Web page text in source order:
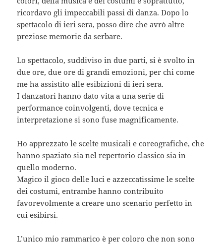
ricordavo gli impeccabili passi di danza. Dopo lo
spettacolo di ieri sera, posso dire che avrò altre
preziose memorie da serbare.
Lo spettacolo, suddiviso in due parti, si è svolto in
due ore, due ore di grandi emozioni, per chi come
me ha assistito alle esibizioni di ieri sera.
I danzatori hanno dato vita a una serie di
performance coinvolgenti, dove tecnica e
interpretazione si sono fuse magnificamente.
Ho apprezzato le scelte musicali e coreografiche, che
hanno spaziato sia nel repertorio classico sia in
quello moderno.
Magico il gioco delle luci e azzeccatissime le scelte
dei costumi, entrambe hanno contribuito
favorevolmente a creare uno scenario perfetto in
cui esibirsi.
L’unico mio rammarico è per coloro che non sono